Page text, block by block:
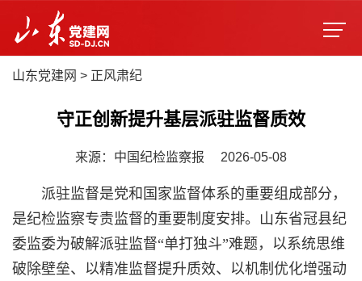
山东党建网 > 正风肃纪
守正创新提升基层派驻监督质效
来源：中国纪检监察报 2026-05-08
派驻监督是党和国家监督体系的重要组成部分，
是纪检监察专责监督的重要制度安排。山东省冠县纪
委监委为破解派驻监督“单打独斗”难题，以系统思维
破除壁垒、以精准监督提升质效、以机制优化增强动